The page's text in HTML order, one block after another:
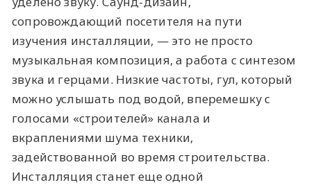
сопровождающий посетителя на пути
изучения инсталляции, — это не просто
музыкальная композиция, а работа с синтезом
звука и герцами. Низкие частоты, гул, который
можно услышать под водой, вперемешку с
голосами «строителей» канала и
вкраплениями шума техники,
задействованной во время строительства.
Инсталляция станет еще одной